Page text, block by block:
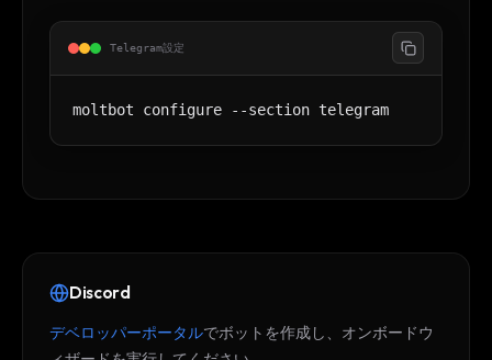
Telegram設定
moltbot configure --section telegram
Discord
デベロッパーポータルでボットを作成し、オンボードウ